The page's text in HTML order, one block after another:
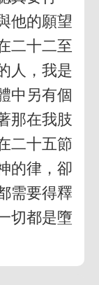
他的願望
二十二至
人，我是
中另有個
那在我肢
二十五節
的律，卻
需要得釋
切都是墮